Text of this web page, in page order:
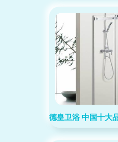
德皇卫浴 中国十大